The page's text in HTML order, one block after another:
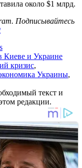
около $1 млрд.
Подписывайтесь
Киеве и Украине
кризис,
Украины,
текст и
редакции.